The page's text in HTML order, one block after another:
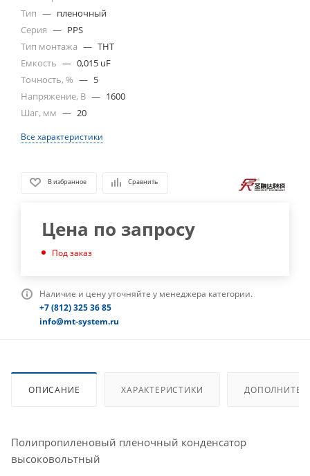
Тип — пленочный
Серия — PPS
Тип монтажа — THT
Емкость — 0,015 uF
Точность, % — 5
Напряжение, В — 1600
Шаг, мм — 20
Все характеристики
В избранное Сравнить
Цена по запросу
Под заказ
Наличие и цену уточняйте у менеджера категории.
+7 (812) 325 36 85
info@mt-system.ru
ОПИСАНИЕ ХАРАКТЕРИСТИКИ
Полипропиленовый пленочный конденсатор
высоковольтный